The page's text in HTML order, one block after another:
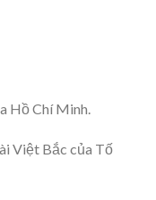
Hồ Chí Minh.
Việt Bắc của Tố